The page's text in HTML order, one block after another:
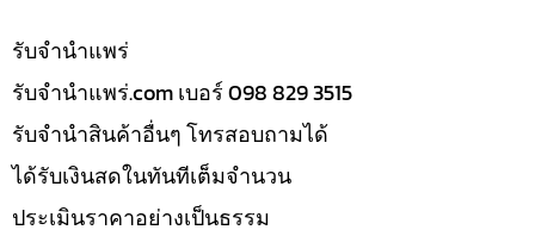
รับจํานำแพร่
รับจํานําแพร่.com เบอร์ 098 829 3515
รับจำนำสินค้าอื่นๆ โทรสอบถามได้
ได้รับเงินสดในทันทีเต็มจำนวน
ประเมินราคาอย่างเป็นธรรม